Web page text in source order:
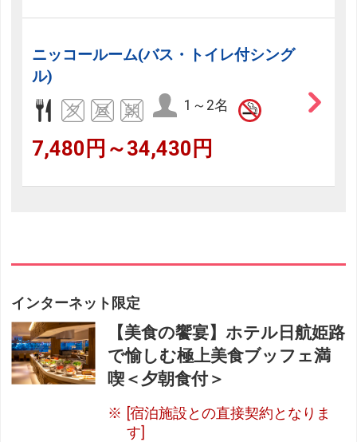
ニッコールーム(バス・トイレ付シング
ル)
1～2名
7,480円～34,430円
インターネット限定
【美食の饗宴】ホテル日航姫路
で愉しむ極上美食ブッフェ満
喫＜夕朝食付＞
[宿泊施設との直接契約となりま
す]